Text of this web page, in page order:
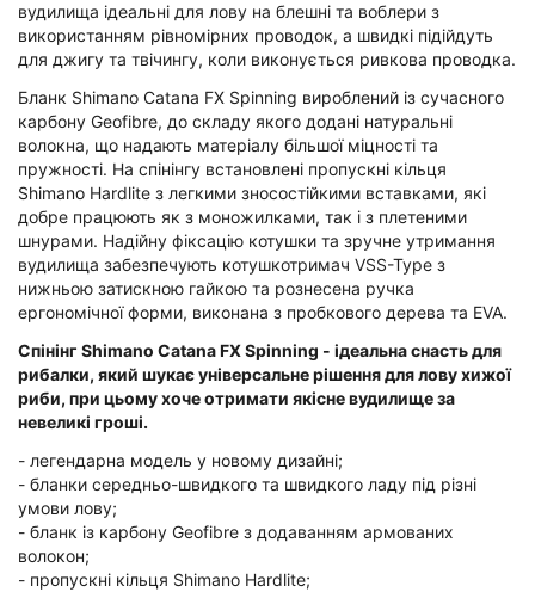
вудилища ідеальні для лову на блешні та воблери з
використанням рівномірних проводок, а швидкі підійдуть
для джигу та твічингу, коли виконується ривкова проводка.
Бланк Shimano Catana FX Spinning вироблений із сучасного
карбону Geofibre, до складу якого додані натуральні
волокна, що надають матеріалу більшої міцності та
пружності. На спінінгу встановлені пропускні кільця
Shimano Hardlite з легкими зносостійкими вставками, які
добре працюють як з моножилками, так і з плетеними
шнурами. Надійну фіксацію котушки та зручне утримання
вудилища забезпечують котушкотримач VSS-Type з
нижньою затискною гайкою та рознесена ручка
ергономічної форми, виконана з пробкового дерева та EVA.
Спінінг Shimano Catana FX Spinning - ідеальна снасть для
рибалки, який шукає універсальне рішення для лову хижої
риби, при цьому хоче отримати якісне вудилище за
невеликі гроші.
- легендарна модель у новому дизайні;
- бланки середньо-швидкого та швидкого ладу під різні
умови лову;
- бланк із карбону Geofibre з додаванням армованих
волокон;
- пропускні кільця Shimano Hardlite;